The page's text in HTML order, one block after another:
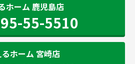
ホーム 鹿児島店
55-5510
るホーム 宮崎店